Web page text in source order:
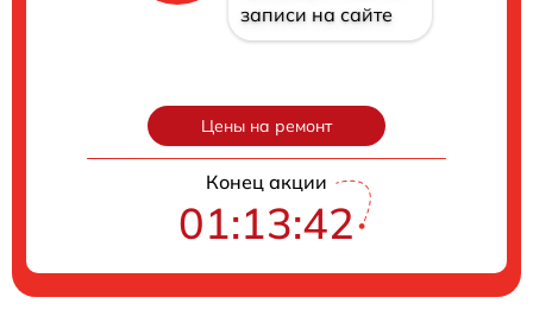
записи на сайте
Цены на ремонт
Конец акции
01:13:41